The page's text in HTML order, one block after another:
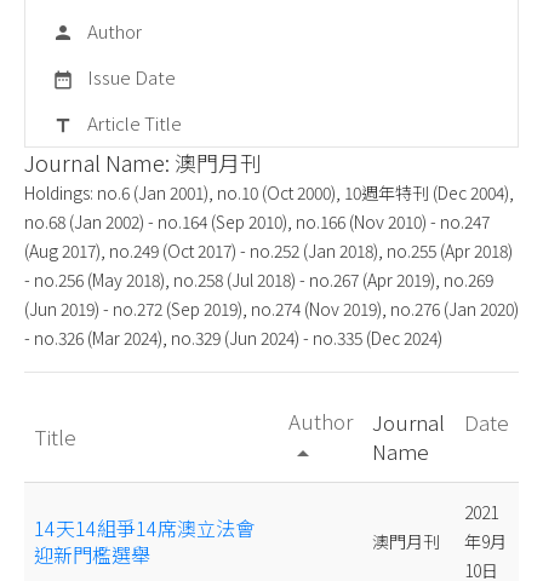
person Author
date_range Issue Date
title Article Title
Journal Name: 澳門月刊
Holdings: no.6 (Jan 2001), no.10 (Oct 2000), 10週年特刊 (Dec 2004),
no.68 (Jan 2002) - no.164 (Sep 2010), no.166 (Nov 2010) - no.247
(Aug 2017), no.249 (Oct 2017) - no.252 (Jan 2018), no.255 (Apr 2018)
- no.256 (May 2018), no.258 (Jul 2018) - no.267 (Apr 2019), no.269
(Jun 2019) - no.272 (Sep 2019), no.274 (Nov 2019), no.276 (Jan 2020)
- no.326 (Mar 2024), no.329 (Jun 2024) - no.335 (Dec 2024)
Title
Author
arrow_drop_up
Journal
Name
Date
14天14組爭14席澳立法會
迎新門檻選舉
澳門月刊
2021
年9月
10日